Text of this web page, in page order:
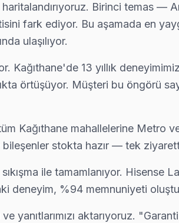
Birinci temas —
fark ediyor. Bu aşamada en
ulaşılıyor.
13 yıllık
örtüşüyor. Müşteri bu öngörü
Kağıthane mahallelerine Metro
stokta hazır — tek
ile tamamlanıyor. Hisense
deneyim, %94 memnuniyeti
yanıtlarımızı aktarıyoruz.